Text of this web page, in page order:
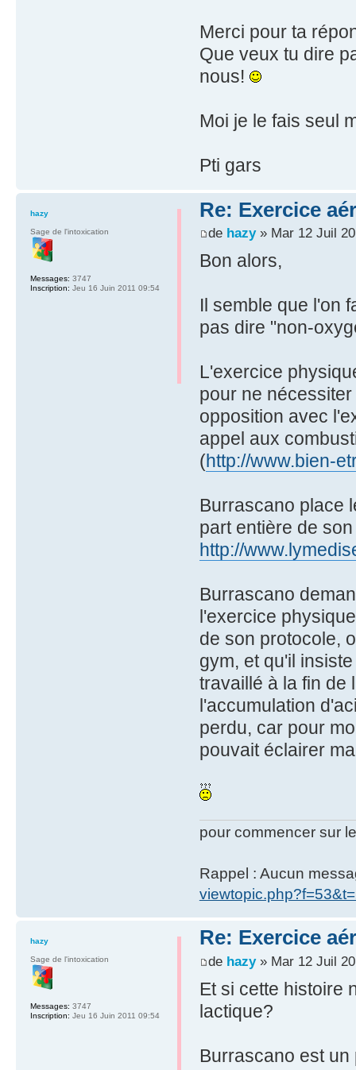
Merci pour ta
Que veux tu dire
nous!
Moi je le fais seul
Pti gars
Re: Exercice
de hazy» Mar 12 Juil
Bon alors,
Il semble que l'on
pas dire "non-
L'exercice
pour ne
opposition avec
appel aux
(http://www.bien-
Burrascano place
part entière de
http://
Burrascano
l'exercice
de son protocole,
gym, et qu'il
travaillé à la fin de
l'accumulation
perdu, car pour
pouvait éclairer
pour commencer sur
Rappel : Aucun
hazy
Sage de l'intoxication
Messages: 3747
Inscription: Jeu 16 Juin 2011 09:54
Re: Exercice
de hazy» Mar 12 Juil
Et si cette histoire
lactique?
Burrascano est
hazy
Sage de l'intoxication
Messages: 3747
Inscription: Jeu 16 Juin 2011 09:54